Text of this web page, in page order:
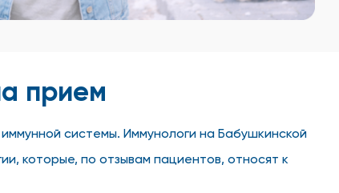
прием
системы. Иммунологи на Бабушкинской
которые, по отзывам пациентов, относят к